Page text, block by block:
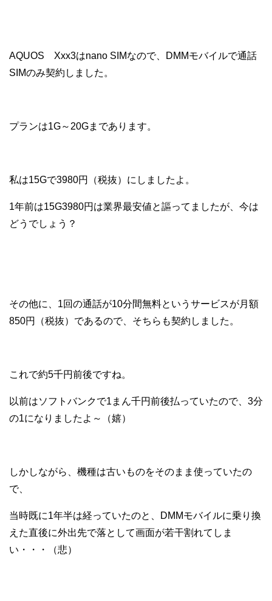
AQUOS Xxx3はnano SIMなので、DMMモバイルで通話
SIMのみ契約しました。
プランは1G～20Gまであります。
私は15Gで3980円（税抜）にしましたよ。
1年前は15G3980円は業界最安値と謳ってましたが、今は
どうでしょう？
その他に、1回の通話が10分間無料というサービスが月額
850円（税抜）であるので、そちらも契約しました。
これで約5千円前後ですね。
以前はソフトバンクで1まん千円前後払っていたので、3分
の1になりましたよ～（嬉）
しかしながら、機種は古いものをそのまま使っていたの
で、
当時既に1年半は経っていたのと、DMMモバイルに乗り換
えた直後に外出先で落として画面が若干割れてしま
い・・・（悲）